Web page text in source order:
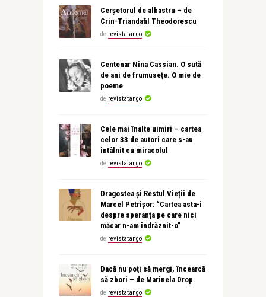
Cerșetorul de albastru – de
Crin-Triandafil Theodorescu
de revistatango
Centenar Nina Cassian. O sută
de ani de frumusețe. O mie de
poeme
de revistatango
Cele mai înalte uimiri – cartea
celor 33 de autori care s-au
întâlnit cu miracolul
de revistatango
Dragostea și Restul Vieții de
Marcel Petrișor: “Cartea asta-i
despre speranța pe care nici
măcar n-am îndrăznit-o”
de revistatango
Dacă nu poţi să mergi, încearcă
să zbori – de Marinela Drop
de revistatango